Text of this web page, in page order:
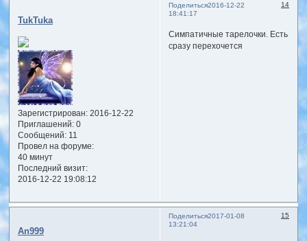
Поделиться 14
2016-12-22
18:41:17
TukTuka
Зарегистрирован: 2016-12-22
Приглашений:0
Сообщений:11
Провел на форуме:
40 минут
Последний визит:
2016-12-22 19:08:12
Симпатичные тарелочки. Есть
сразу перехочется
Поделиться 15
2017-01-08
13:21:04
An999